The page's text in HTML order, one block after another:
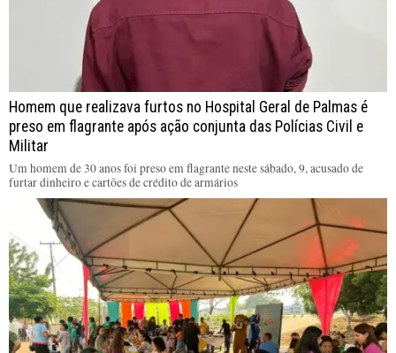
Homem que realizava furtos no Hospital Geral de Palmas é
preso em flagrante após ação conjunta das Polícias Civil e
Militar
Um homem de 30 anos foi preso em flagrante neste sábado, 9, acusado de
furtar dinheiro e cartões de crédito de armários